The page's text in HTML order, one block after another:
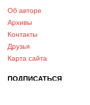
Об авторе
Архивы
Контакты
Друзья
Карта сайта
ПОДПИСАТЬСЯ